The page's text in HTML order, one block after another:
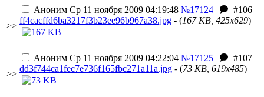
>>
Аноним Ср 11 ноября 2009 04:19:48 №17124
#106
ff4cacffd6ba3217f3b23ee96b967a38.jpg - (167 KB, 425x629)
>>
Аноним Ср 11 ноября 2009 04:22:04 №17125
#107
dd3f744ca1fec7e736f165fbc271a11a.jpg - (73 KB, 619x485)